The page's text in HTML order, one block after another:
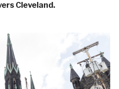
Cleveland.